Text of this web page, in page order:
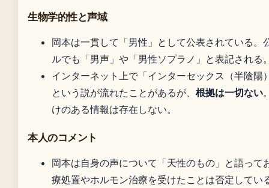
生物学的性と声域
岡本は一貫して「男性」として公表されている。
ルでも「男声」や「男性ソプラノ」と表記される
インターネット上で「インターセックス（半陰陽
という説が流れたことがあるが、 根拠は一切ない
けのある情報は存在しない。
本人のコメント
岡本は自身の声について「天性のもの」と語って
療処置やホルモン治療を受けたことは否定してい